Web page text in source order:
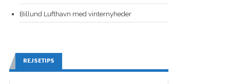
Billund Lufthavn med vinternyheder
REJSETIPS